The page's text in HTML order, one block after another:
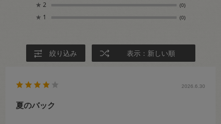
★ 2 (0)
★ 1 (0)
絞り込み 表示：新しい順
2026.6.30
夏のバック